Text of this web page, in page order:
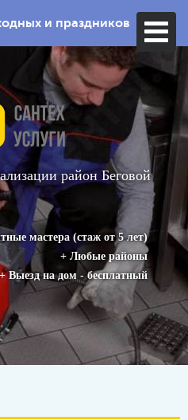
и праздников
район Беговой
мастера (стаж от 5 лет)
+ Любые районы
+ Выезд на дом - бесплатный